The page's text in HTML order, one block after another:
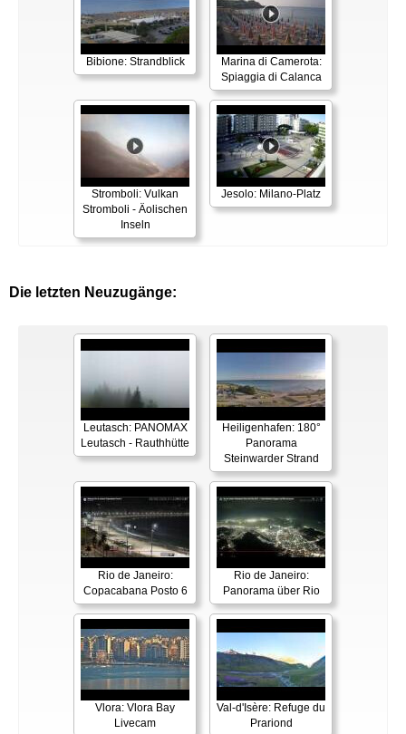
Bibione: Strandblick
Marina di Camerota:
Spiaggia di Calanca
Stromboli: Vulkan
Stromboli - Äolischen
Inseln
Jesolo: Milano-Platz
Die letzten Neuzugänge:
Leutasch: PANOMAX
Leutasch - Rauthhütte
Heiligenhafen: 180°
Panorama
Steinwarder Strand
Rio de Janeiro:
Copacabana Posto 6
Rio de Janeiro:
Panorama über Rio
Vlora: Vlora Bay
Livecam
Val-d'Isère: Refuge du
Prariond